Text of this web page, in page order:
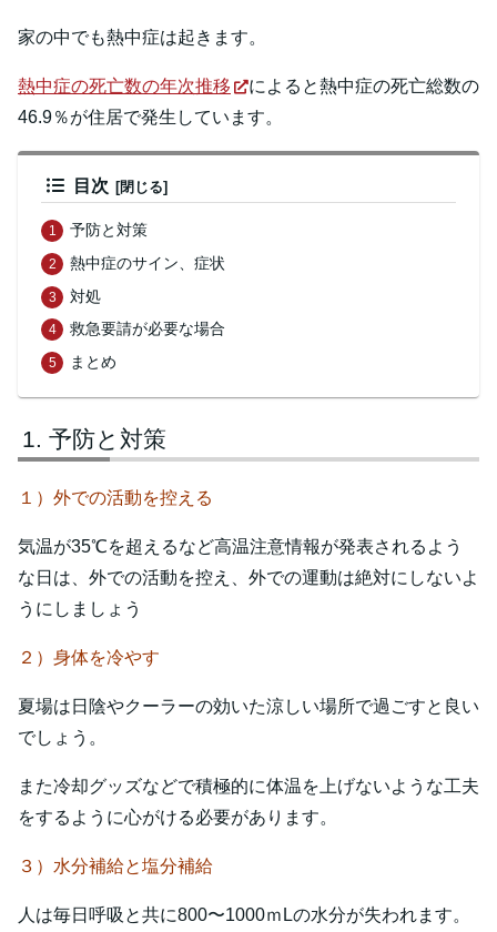
家の中でも熱中症は起きます。
熱中症の死亡数の年次推移
によると熱中症の死亡総数の
46.9％が住居で発生しています。
目次
予防と対策
熱中症のサイン、症状
対処
救急要請が必要な場合
まとめ
予防と対策
１）外での活動を控える
気温が35℃を超えるなど高温注意情報が発表されるよう
な日は、外での活動を控え、外での運動は絶対にしないよ
うにしましょう
２）身体を冷やす
夏場は日陰やクーラーの効いた涼しい場所で過ごすと良い
でしょう。
また冷却グッズなどで積極的に体温を上げないような工夫
をするように心がける必要があります。
３）水分補給と塩分補給
人は毎日呼吸と共に800〜1000ｍLの水分が失われます。